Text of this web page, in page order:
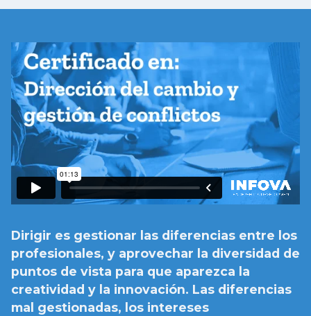
Dirigir es gestionar las diferencias entre los
profesionales, y aprovechar la diversidad de
puntos de vista para que aparezca la
creatividad y la innovación. Las diferencias
mal gestionadas, los intereses